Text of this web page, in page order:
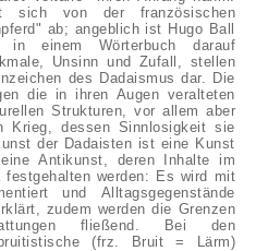
sich von der französischen
ab; angeblich ist Hugo Ball
in einem Wörterbuch darauf
Unsinn und Zufall, stellen
des Dadaismus dar. Die
die in ihren Augen veralteten
Strukturen, vor allem aber
Krieg, dessen Sinnlosigkeit sie
der Dadaisten ist eine Kunst
Antikunst, deren Inhalte im
werden: Es wird mit
und Alltagsgegenstände
zudem werden die Grenzen
fließend. Bei den
(frz. Bruit = Lärm)